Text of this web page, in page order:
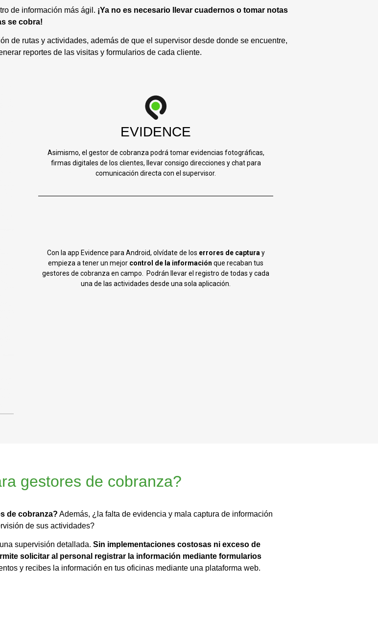
de información más ágil. ¡Ya no es necesario llevar cuadernos o tomar notas
se cobra!
de rutas y actividades, además de que el supervisor desde donde se encuentre,
reportes de las visitas y formularios de cada cliente.
EVIDENCE
Asimismo, el gestor de cobranza podrá tomar evidencias fotográficas,
firmas digitales de los clientes, llevar consigo direcciones y chat para
comunicación directa con el supervisor.
Con la app Evidence para Android, olvídate de los errores de captura y
empieza a tener un mejor control de la información que recaban tus
gestores de cobranza en campo. Podrán llevar el registro de todas y cada
una de las actividades desde una sola aplicación.
gestores de cobranza?
de cobranza? Además, ¿la falta de evidencia y mala captura de información
de sus actividades?
supervisión detallada. Sin implementaciones costosas ni exceso de
solicitar al personal registrar la información mediante formularios
y recibes la información en tus oficinas mediante una plataforma web.